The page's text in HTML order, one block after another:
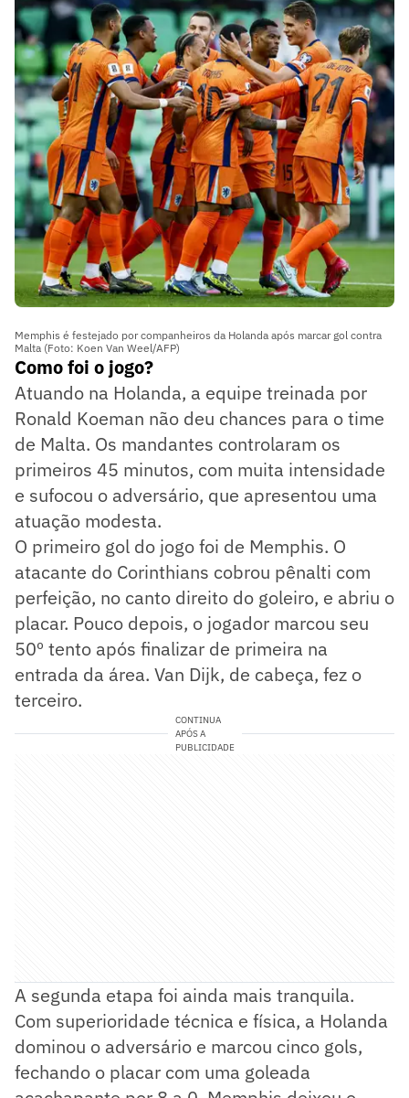
Memphis é festejado por companheiros da Holanda após marcar gol contra
Malta (Foto: Koen Van Weel/AFP)
Como foi o jogo?
Atuando na Holanda, a equipe treinada por
Ronald Koeman não deu chances para o time
de Malta. Os mandantes controlaram os
primeiros 45 minutos, com muita intensidade
e sufocou o adversário, que apresentou uma
atuação modesta.
O primeiro gol do jogo foi de Memphis. O
atacante do Corinthians cobrou pênalti com
perfeição, no canto direito do goleiro, e abriu o
placar. Pouco depois, o jogador marcou seu
50º tento após finalizar de primeira na
entrada da área. Van Dijk, de cabeça, fez o
terceiro.
CONTINUA
APÓS A
PUBLICIDADE
A segunda etapa foi ainda mais tranquila.
Com superioridade técnica e física, a Holanda
dominou o adversário e marcou cinco gols,
fechando o placar com uma goleada